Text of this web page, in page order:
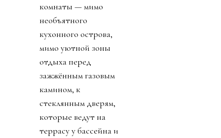
комнаты — мимо
необъятного
кухонного острова,
мимо уютной зоны
отдыха перед
зажжённым газовым
камином, к
стеклянным дверям,
которые ведут на
террасу у бассейна и